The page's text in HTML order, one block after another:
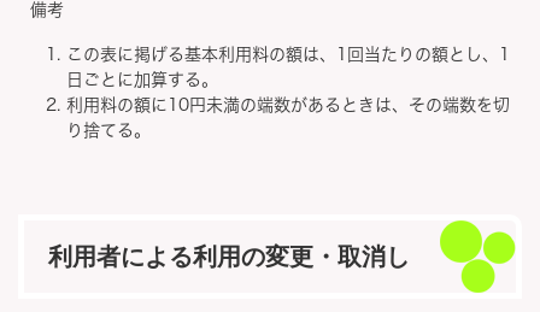
備考
この表に掲げる基本利用料の額は、1回当たりの額とし、1
日ごとに加算する。
利用料の額に10円未満の端数があるときは、その端数を切
り捨てる。
利用者による利用の変更・取消し